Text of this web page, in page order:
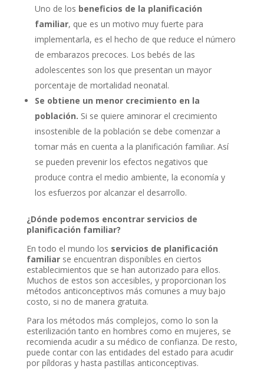
Uno de los beneficios de la planificación
familiar, que es un motivo muy fuerte para
implementarla, es el hecho de que reduce el número
de embarazos precoces. Los bebés de las
adolescentes son los que presentan un mayor
porcentaje de mortalidad neonatal.
Se obtiene un menor crecimiento en la
población. Si se quiere aminorar el crecimiento
insostenible de la población se debe comenzar a
tomar más en cuenta a la planificación familiar. Así
se pueden prevenir los efectos negativos que
produce contra el medio ambiente, la economía y
los esfuerzos por alcanzar el desarrollo.
¿Dónde podemos encontrar servicios de
planificación familiar?
En todo el mundo los servicios de planificación
familiarse encuentran disponibles en ciertos
establecimientos que se han autorizado para ellos.
Muchos de estos son accesibles, y proporcionan los
métodos anticonceptivos más comunes a muy bajo
costo, si no de manera gratuita.
Para los métodos más complejos, como lo son la
esterilización tanto en hombres como en mujeres, se
recomienda acudir a su médico de confianza. De resto,
puede contar con las entidades del estado para acudir
por píldoras y hasta pastillas anticonceptivas.